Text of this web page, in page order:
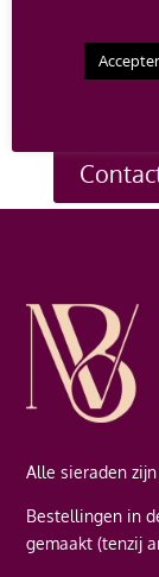
juweel.Heb
wil je een
dan contact
Alle sieraden
Bestellingen in
gemaakt (tenzij